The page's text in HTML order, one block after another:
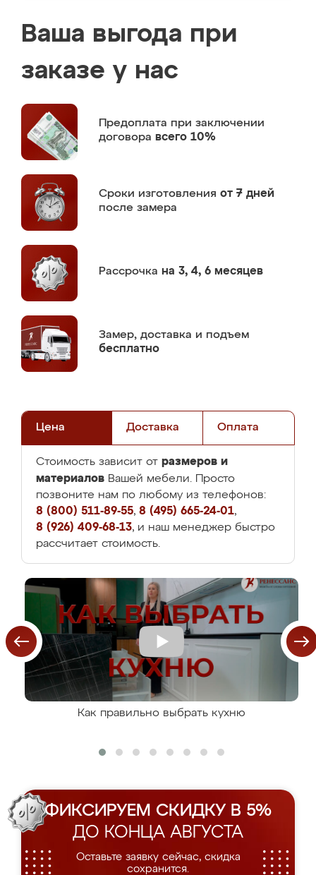
Ваша выгода при
заказе у нас
Предоплата при заключении
договора всего 10%
Сроки изготовления от 7 дней
после замера
Рассрочка на 3, 4, 6 месяцев
Замер, доставка и подъем
бесплатно
Цена Доставка Оплата
Стоимость зависит от размеров и
материалов Вашей мебели. Просто
позвоните нам по любому из телефонов:
8 (800) 511-89-55, 8 (495) 665-24-01,
8 (926) 409-68-13, и наш менеджер быстро
рассчитает стоимость.
Как правильно выбрать кухню
ФИКСИРУЕМ СКИДКУ В 5%
ДО КОНЦА АВГУСТА
Оставьте заявку сейчас, скидка
сохранится.